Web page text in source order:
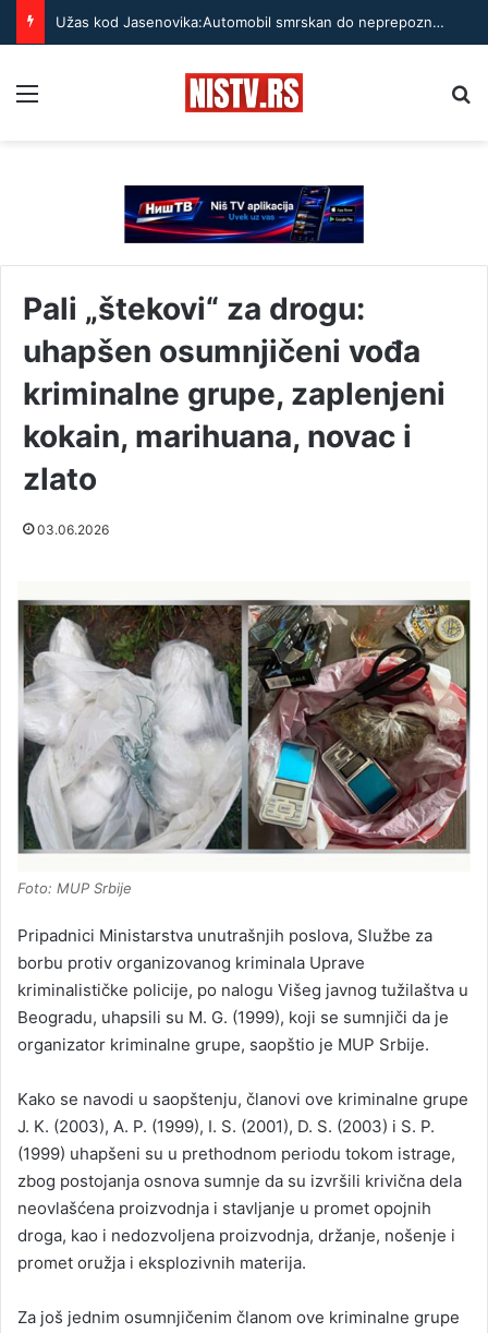
Užas kod Jasenovika:Automobil smrskan do neprepoznatljivosti, točak odleteo – strahuje se da ima teško povređenih
Pali „štekovi“ za drogu:
uhapšen osumnjičeni vođa
kriminalne grupe, zaplenjeni
kokain, marihuana, novac i
zlato
03.06.2026
Foto: MUP Srbije
Pripadnici Ministarstva unutrašnjih poslova, Službe za
borbu protiv organizovanog kriminala Uprave
kriminalističke policije, po nalogu Višeg javnog tužilaštva u
Beogradu, uhapsili su M. G. (1999), koji se sumnjiči da je
organizator kriminalne grupe, saopštio je MUP Srbije.
Kako se navodi u saopštenju, članovi ove kriminalne grupe
J. K. (2003), A. P. (1999), I. S. (2001), D. S. (2003) i S. P.
(1999) uhapšeni su u prethodnom periodu tokom istrage,
zbog postojanja osnova sumnje da su izvršili krivična dela
neovlašćena proizvodnja i stavljanje u promet opojnih
droga, kao i nedozvoljena proizvodnja, držanje, nošenje i
promet oružja i eksplozivnih materija.
Za još jednim osumnjičenim članom ove kriminalne grupe